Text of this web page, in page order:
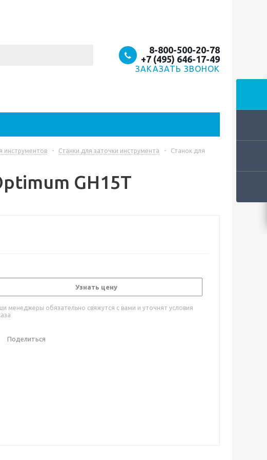
8-800-500-20-78
+7 (495) 646-17-49
ЗАКАЗАТЬ ЗВОНОК
инструментов - Станки для заточки инструмента -
Станок для
GH15T
Узнать цену
менеджеры обязательно свяжутся с вами и уточнят условия
Поделиться